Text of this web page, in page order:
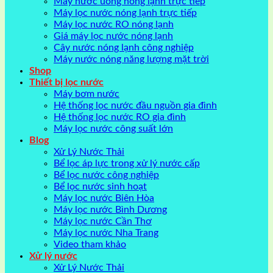
Máy lọc nước nóng lạnh trực tiếp
Máy lọc nước RO nóng lạnh
Giá máy lọc nước nóng lạnh
Cây nước nóng lạnh công nghiệp
Máy nước nóng năng lượng mặt trời
Shop
Thiết bị lọc nước
Máy bơm nước
Hệ thống lọc nước đầu nguồn gia đình
Hệ thống lọc nước RO gia đình
Máy lọc nước công suất lớn
Blog
Xử Lý Nước Thải
Bể lọc áp lực trong xử lý nước cấp
Bể lọc nước công nghiệp
Bể lọc nước sinh hoạt
Máy lọc nước Biên Hòa
Máy lọc nước Bình Dương
Máy lọc nước Cần Thơ
Máy lọc nước Nha Trang
Video tham khảo
Xử lý nước
Xử Lý Nước Thải